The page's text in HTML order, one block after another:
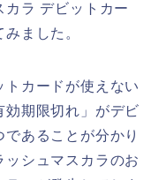
カラ デビットカー
ました。
カードが使えない
効期限切れ」がデビ
あることが分かり
ッシュマスカラのお